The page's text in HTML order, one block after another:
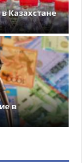
Казахстане
в